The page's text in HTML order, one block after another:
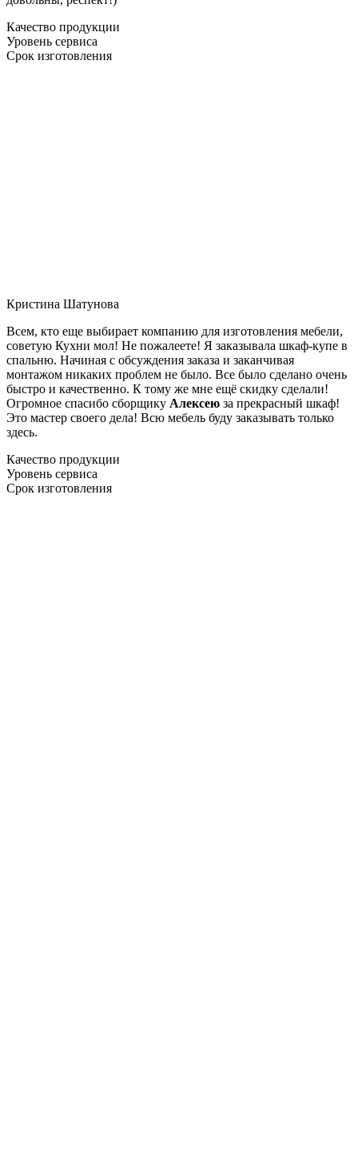
Качество продукции
Уровень сервиса
Срок изготовления
Кристина Шатунова
Всем, кто еще выбирает компанию для изготовления мебели,
советую Кухни мол! Не пожалеете! Я заказывала шкаф-купе в
спальню. Начиная с обсуждения заказа и заканчивая
монтажом никаких проблем не было. Все было сделано очень
быстро и качественно. К тому же мне ещё скидку сделали!
Огромное спасибо сборщику Алексею за прекрасный шкаф!
Это мастер своего дела! Всю мебель буду заказывать только
здесь.
Качество продукции
Уровень сервиса
Срок изготовления